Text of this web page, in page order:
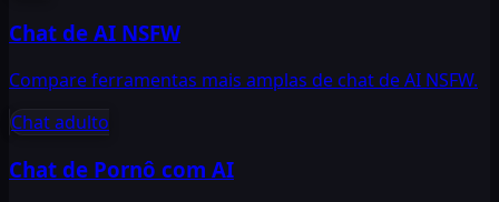
Chat de AI NSFW
Compare ferramentas mais amplas de chat de AI NSFW.
Chat adulto
Chat de Pornô com AI